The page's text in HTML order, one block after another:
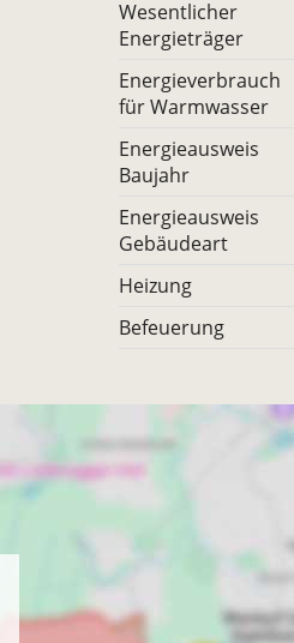
Wesentlicher
Energieträger
Energieverbrauch
für Warmwasser
Energieausweis
Baujahr
Energieausweis
Gebäudeart
Heizung
Befeuerung